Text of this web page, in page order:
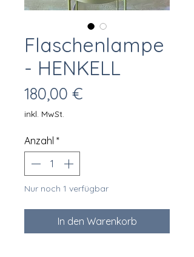
Flaschenlampe
- HENKELL
180,00 €
inkl. MwSt.
Anzahl *
Nur noch 1 verfügbar
In den Warenkorb